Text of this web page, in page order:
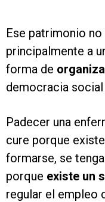
Ese patrimonio
principalmente a
forma de
democracia
Padecer una
cure porque
formarse, se
porque existe un
regular el empleo